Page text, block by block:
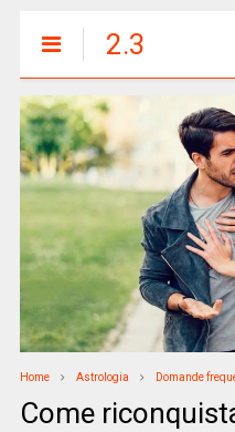
2.3
Home Astrologia Domande
Come